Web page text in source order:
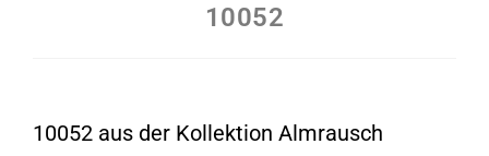
10052
10052 aus der Kollektion Almrausch